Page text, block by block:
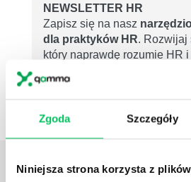
Zgoda Szczegóły
Niniejsza strona korzysta z
NEWSLETTER HR
Zapisz się na nasz
dla praktyków HR. Rozwijaj
który naprawdę rozumie HR
ZOBACZOSTATNIE